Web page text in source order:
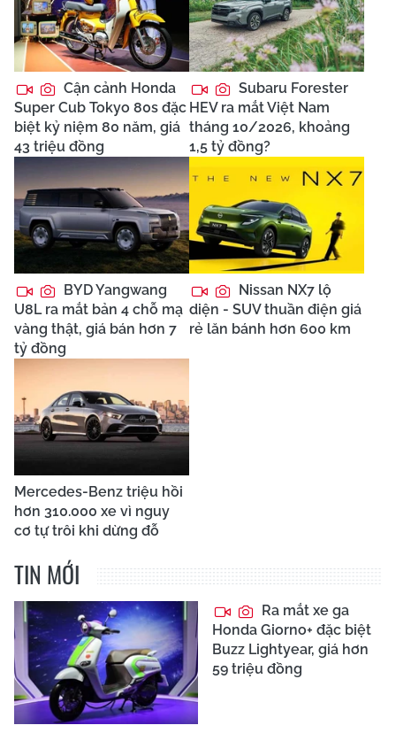
Cận cảnh Honda
Super Cub Tokyo 80s đặc
biệt kỷ niệm 80 năm, giá
43 triệu đồng
Subaru Forester
HEV ra mắt Việt Nam
tháng 10/2026, khoảng
1,5 tỷ đồng?
BYD Yangwang
U8L ra mắt bản 4 chỗ mạ
vàng thật, giá bán hơn 7
tỷ đồng
Nissan NX7 lộ
diện - SUV thuần điện giá
rẻ lăn bánh hơn 600 km
Mercedes-Benz triệu hồi
hơn 310.000 xe vì nguy
cơ tự trôi khi dừng đỗ
TIN MỚI
Ra mắt xe ga
Honda Giorno+ đặc biệt
Buzz Lightyear, giá hơn
59 triệu đồng